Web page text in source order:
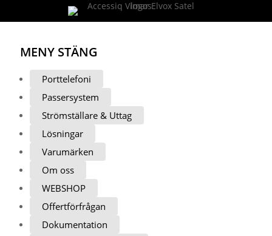
MENY STÄNG
Porttelefoni
Passersystem
Strömställare & Uttag
Lösningar
Varumärken
Om oss
WEBSHOP
Offertförfrågan
Dokumentation